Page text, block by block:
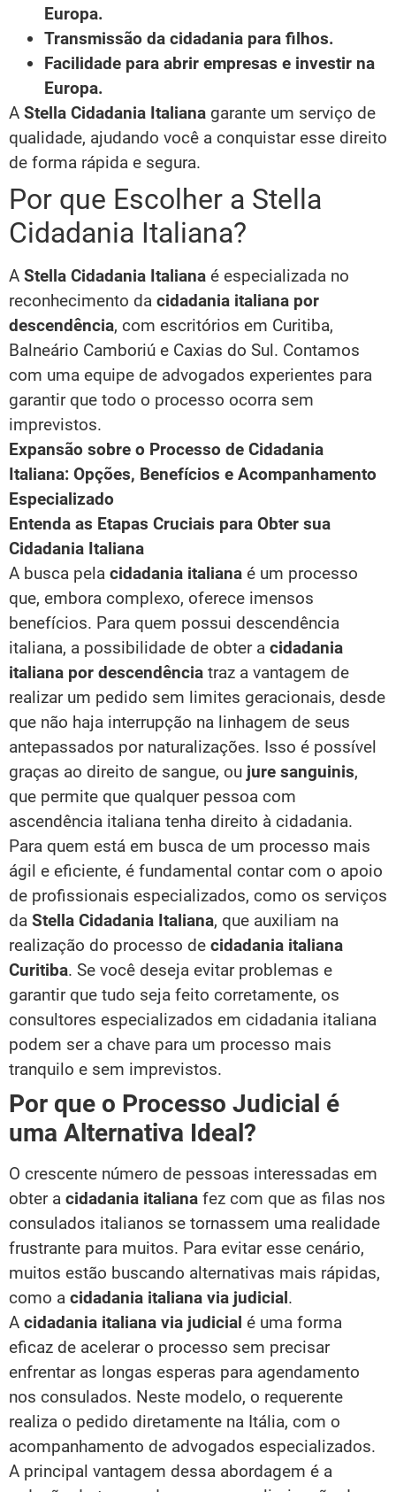
Europa.
Transmissão da cidadania para filhos.
Facilidade para abrir empresas e investir na
Europa.
A Stella Cidadania Italiana garante um serviço de
qualidade, ajudando você a conquistar esse direito
de forma rápida e segura.
Por que Escolher a Stella
Cidadania Italiana?
A Stella Cidadania Italiana é especializada no
reconhecimento da cidadania italiana por
descendência, com escritórios em Curitiba,
Balneário Camboriú e Caxias do Sul. Contamos
com uma equipe de advogados experientes para
garantir que todo o processo ocorra sem
imprevistos.
Expansão sobre o Processo de Cidadania
Italiana: Opções, Benefícios e Acompanhamento
Especializado
Entenda as Etapas Cruciais para Obter sua
Cidadania Italiana
A busca pela cidadania italiana é um processo
que, embora complexo, oferece imensos
benefícios. Para quem possui descendência
italiana, a possibilidade de obter a cidadania
italiana por descendência traz a vantagem de
realizar um pedido sem limites geracionais, desde
que não haja interrupção na linhagem de seus
antepassados por naturalizações. Isso é possível
graças ao direito de sangue, ou jure sanguinis,
que permite que qualquer pessoa com
ascendência italiana tenha direito à cidadania.
Para quem está em busca de um processo mais
ágil e eficiente, é fundamental contar com o apoio
de profissionais especializados, como os serviços
da Stella Cidadania Italiana, que auxiliam na
realização do processo de cidadania italiana
Curitiba. Se você deseja evitar problemas e
garantir que tudo seja feito corretamente, os
consultores especializados em cidadania italiana
podem ser a chave para um processo mais
tranquilo e sem imprevistos.
Por que o Processo Judicial é
uma Alternativa Ideal?
O crescente número de pessoas interessadas em
obter a cidadania italiana fez com que as filas nos
consulados italianos se tornassem uma realidade
frustrante para muitos. Para evitar esse cenário,
muitos estão buscando alternativas mais rápidas,
como a cidadania italiana via judicial.
A cidadania italiana via judicial é uma forma
eficaz de acelerar o processo sem precisar
enfrentar as longas esperas para agendamento
nos consulados. Neste modelo, o requerente
realiza o pedido diretamente na Itália, com o
acompanhamento de advogados especializados.
A principal vantagem dessa abordagem é a